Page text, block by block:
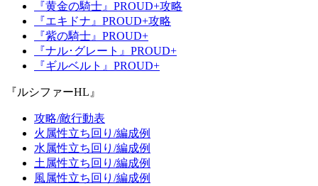
『黄金の騎士』PROUD+攻略
『エキドナ』PROUD+攻略
『紫の騎士』PROUD+
『ナル･グレート』PROUD+
『ギルベルト』PROUD+
『ルシファーHL』
攻略/敵行動表
火属性立ち回り/編成例
水属性立ち回り/編成例
土属性立ち回り/編成例
風属性立ち回り/編成例